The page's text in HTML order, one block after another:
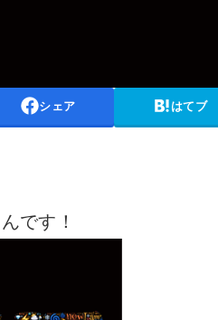
シェア はてブ
です！